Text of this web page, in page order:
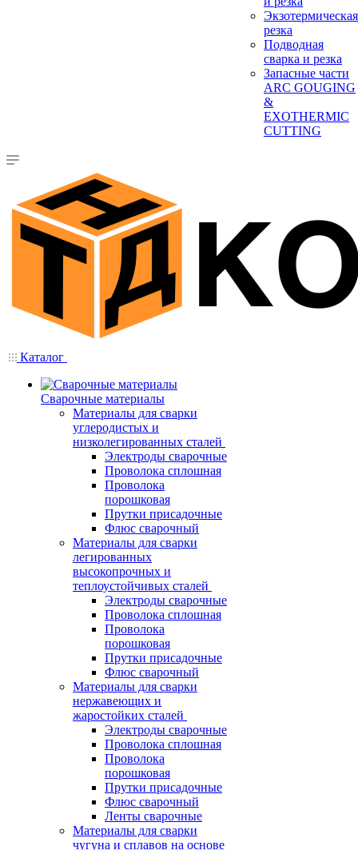
Экзотермическая
резка
Подводная
сварка и резка
Запасные части
ARC GOUGING
&
EXOTHERMIC
CUTTING
Каталог
Сварочные материалы
Материалы для сварки
углеродистых и
низколегированных сталей
Электроды сварочные
Проволока сплошная
Проволока
порошковая
Прутки присадочные
Флюс сварочный
Материалы для сварки
легированных
высокопрочных и
теплоустойчивых сталей
Электроды сварочные
Проволока сплошная
Проволока
порошковая
Прутки присадочные
Флюс сварочный
Материалы для сварки
нержавеющих и
жаростойких сталей
Электроды сварочные
Проволока сплошная
Проволока
порошковая
Прутки присадочные
Флюс сварочный
Ленты сварочные
Материалы для сварки
чугуна и сплавов на основе